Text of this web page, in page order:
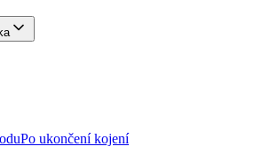
Po ukončení kojení